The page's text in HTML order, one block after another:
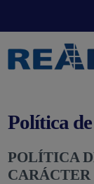
Política
POLÍTICA
CARÁCTER